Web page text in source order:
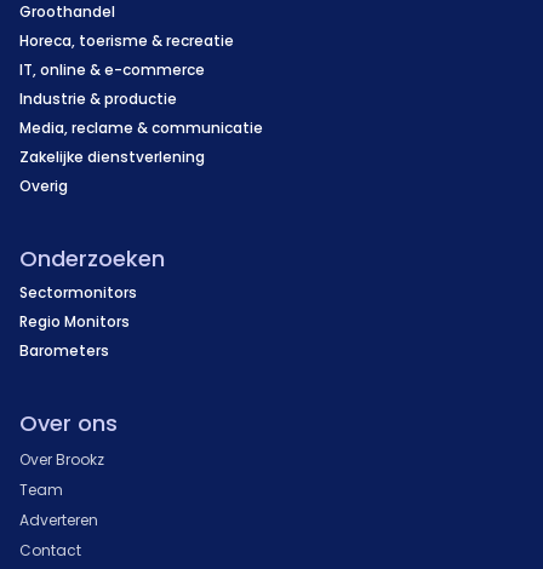
Groothandel
Horeca, toerisme & recreatie
IT, online & e-commerce
Industrie & productie
Media, reclame & communicatie
Zakelijke dienstverlening
Overig
Onderzoeken
Sectormonitors
Regio Monitors
Barometers
Over ons
Over Brookz
Team
Adverteren
Contact